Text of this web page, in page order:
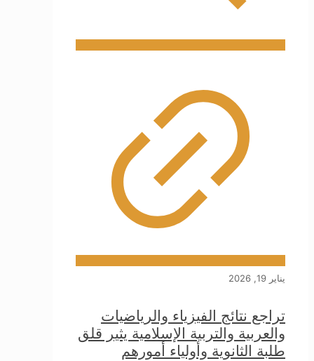
يناير 19, 2026
تراجع نتائج الفيزياء والرياضيات
والعربية والتربية الإسلامية يثير قلق
طلبة الثانوية وأولياء أمورهم